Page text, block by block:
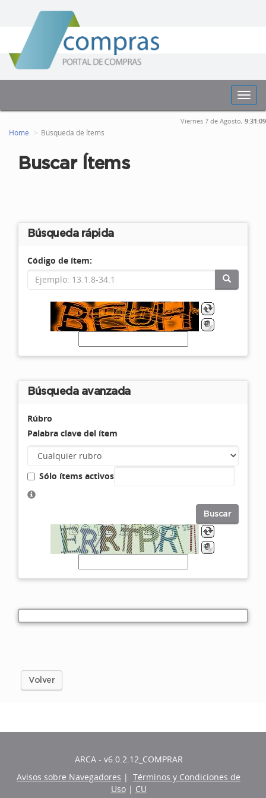
Viernes 7 de Agosto, 9:31:09
Home Búsqueda de Ítems
Buscar Ítems
Búsqueda rápida
Código de ítem:
Búsqueda avanzada
Rúbro
Palabra clave del ítem
Sólo ítems activos
Buscar
Volver
ARCA - v6.0.2.12_COMPRAR
Avisos sobre Navegadores | Términos y Condiciones de
Uso | CU